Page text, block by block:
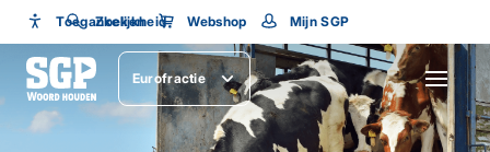
Toegankelijkheid
Toegankelijkheid
Lettergrootte
Zoeken Webshop Mijn SGP
Eurofractie SLUITEN